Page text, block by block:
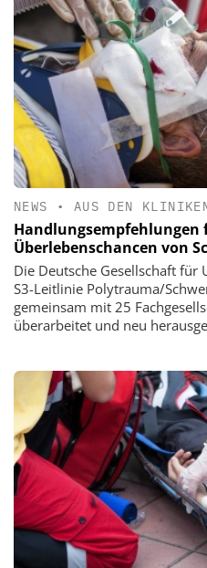
NEWS • AUS DEN
Handlungsempfehlungen
Überlebenschancen von
Die Deutsche Gesellschaft für
S3-Leitlinie Polytrauma/
gemeinsam mit 25
überarbeitet und neu